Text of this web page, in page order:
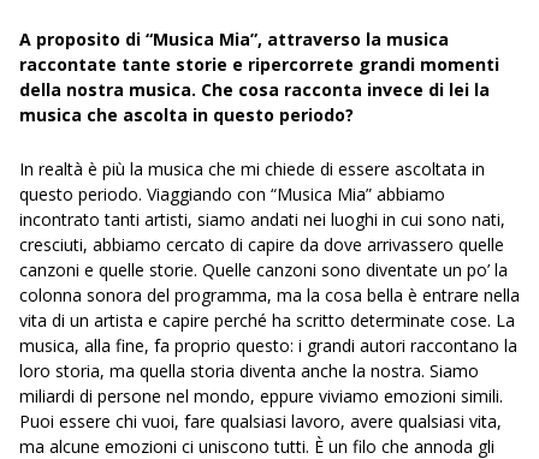
A proposito di “Musica Mia”, attraverso la musica
raccontate tante storie e ripercorrete grandi momenti
della nostra musica. Che cosa racconta invece di lei la
musica che ascolta in questo periodo?
In realtà è più la musica che mi chiede di essere ascoltata in
questo periodo. Viaggiando con “Musica Mia” abbiamo
incontrato tanti artisti, siamo andati nei luoghi in cui sono nati,
cresciuti, abbiamo cercato di capire da dove arrivassero quelle
canzoni e quelle storie. Quelle canzoni sono diventate un po’ la
colonna sonora del programma, ma la cosa bella è entrare nella
vita di un artista e capire perché ha scritto determinate cose. La
musica, alla fine, fa proprio questo: i grandi autori raccontano la
loro storia, ma quella storia diventa anche la nostra. Siamo
miliardi di persone nel mondo, eppure viviamo emozioni simili.
Puoi essere chi vuoi, fare qualsiasi lavoro, avere qualsiasi vita,
ma alcune emozioni ci uniscono tutti. È un filo che annoda gli